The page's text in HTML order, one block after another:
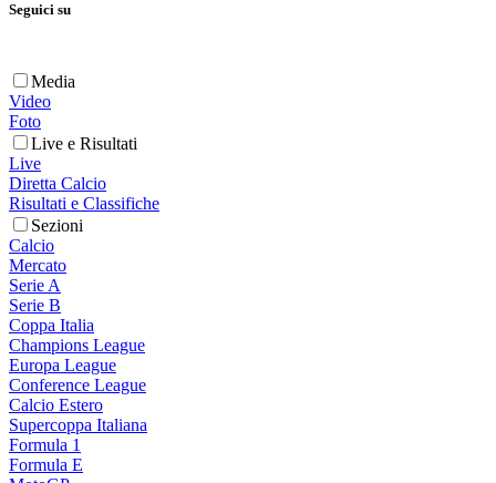
Seguici su
Media
Video
Foto
Live e Risultati
Live
Diretta Calcio
Risultati e Classifiche
Sezioni
Calcio
Mercato
Serie A
Serie B
Coppa Italia
Champions League
Europa League
Conference League
Calcio Estero
Supercoppa Italiana
Formula 1
Formula E